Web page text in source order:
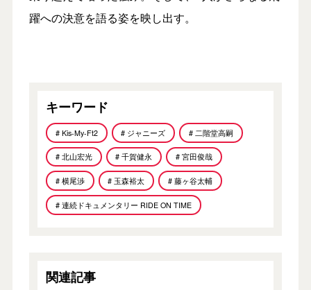
躍への決意を語る姿を映し出す。
キーワード
# Kis-My-Ft2 # ジャニーズ # 二階堂高嗣
# 北山宏光 # 千賀健永 # 宮田俊哉
# 横尾渉 # 玉森裕太 # 藤ヶ谷太輔
# 連続ドキュメンタリー RIDE ON TIME
関連記事